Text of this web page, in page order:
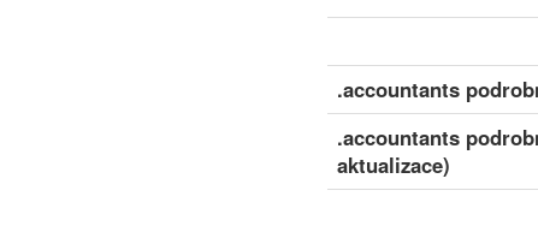
.accountants
.accountants
aktualizace)